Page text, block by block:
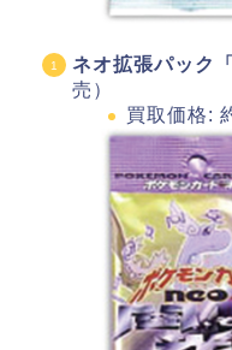
ネオ拡張パック
売）
買取価格: